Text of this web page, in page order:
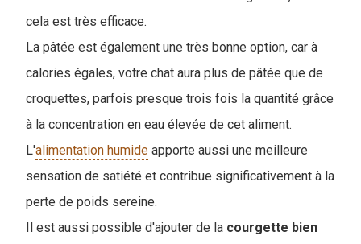
cela est très efficace.
La pâtée est également une très bonne option, car à
calories égales, votre chat aura plus de pâtée que de
croquettes, parfois presque trois fois la quantité grâce
à la concentration en eau élevée de cet aliment.
L'alimentation humide apporte aussi une meilleure
sensation de satiété et contribue significativement à la
perte de poids sereine.
Il est aussi possible d'ajouter de la courgette bien